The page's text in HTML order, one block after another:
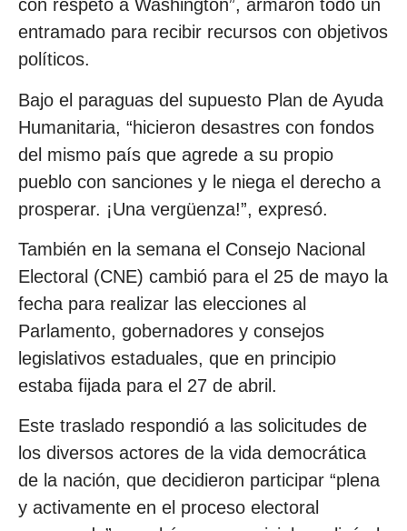
con respeto a Washington”, armaron todo un
entramado para recibir recursos con objetivos
políticos.
Bajo el paraguas del supuesto Plan de Ayuda
Humanitaria, “hicieron desastres con fondos
del mismo país que agrede a su propio
pueblo con sanciones y le niega el derecho a
prosperar. ¡Una vergüenza!”, expresó.
También en la semana el Consejo Nacional
Electoral (CNE) cambió para el 25 de mayo la
fecha para realizar las elecciones al
Parlamento, gobernadores y consejos
legislativos estaduales, que en principio
estaba fijada para el 27 de abril.
Este traslado respondió a las solicitudes de
los diversos actores de la vida democrática
de la nación, que decidieron participar “plena
y activamente en el proceso electoral